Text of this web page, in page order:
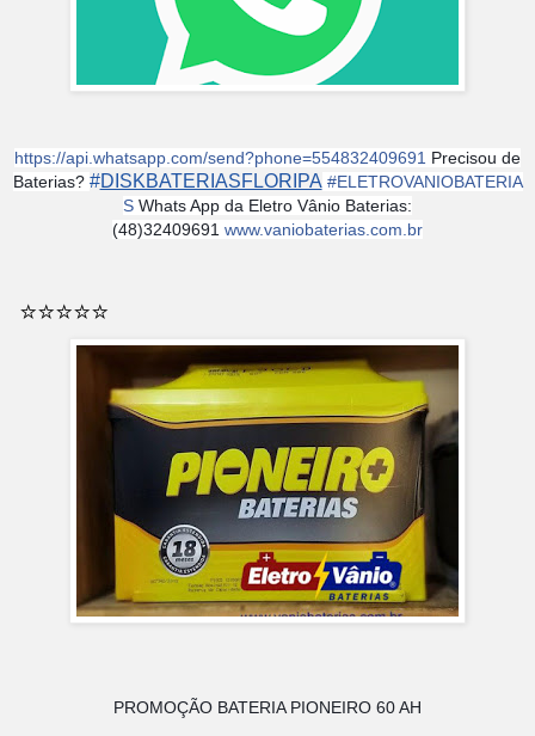
https://api.whatsapp.com/send?phone=554832409691 Precisou de
Baterias? #DISKBATERIASFLORIPA #ELETROVANIOBATERIA
S Whats App da Eletro Vânio Baterias:
(48)32409691 www.vaniobaterias.com.br
⭐️⭐️⭐️⭐️⭐️
PROMOÇÃO BATERIA PIONEIRO 60 AH